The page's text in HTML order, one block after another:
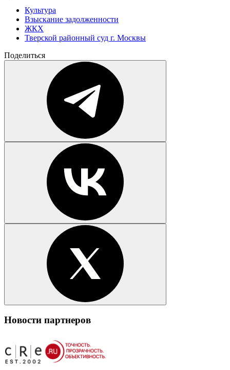
Культура
Взыскание задолженности
ЖКХ
Тверской районный суд г. Москвы
Поделиться
Новости партнеров